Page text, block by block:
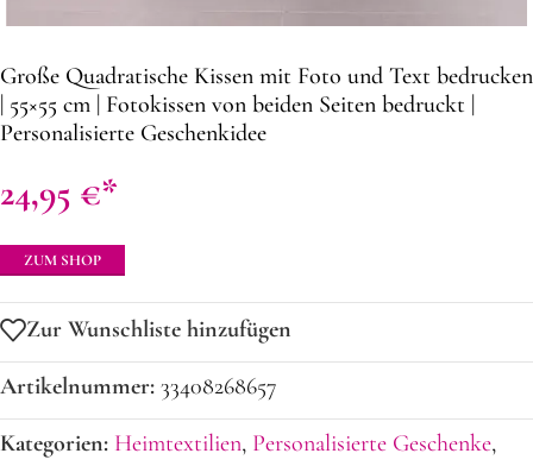
Große Quadratische Kissen mit Foto und Text bedrucken
| 55×55 cm | Fotokissen von beiden Seiten bedruckt |
Personalisierte Geschenkidee
24,95 €
ZUM SHOP
Zur Wunschliste hinzufügen
Artikelnummer: 33408268657
Kategorien: Heimtextilien, Personalisierte Geschenke,